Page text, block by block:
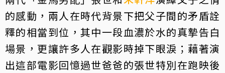
的感動，兩人在時代背景下把父子間的矛盾詮
釋的相當到位，其中一段血濃於水的真摯告白
場景，更讓許多人在觀影時掉下眼淚；藉著演
出這部電影回憶過世爸爸的張世特別在跑映後